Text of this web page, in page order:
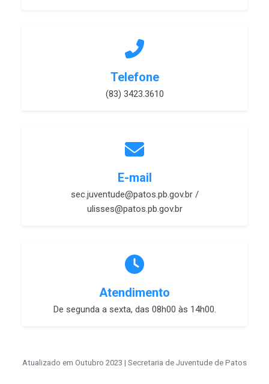
Telefone
(83) 3423.3610
E-mail
sec.juventude@patos.pb.gov.br /
ulisses@patos.pb.gov.br
Atendimento
De segunda a sexta, das 08h00 às 14h00.
Atualizado em Outubro 2023 | Secretaria de Juventude de Patos